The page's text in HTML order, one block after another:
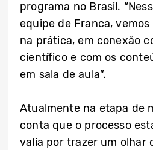
programa no Brasil.
equipe de Franca,
na prática, em conexão
científico e com os
em sala de aula”.
Atualmente na etapa de
conta que o processo
valia por trazer um olhar